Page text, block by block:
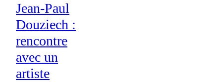
Jean-Paul
Douziech :
rencontre
avec un
artiste